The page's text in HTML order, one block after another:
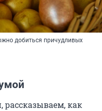
добиться причудливых
рассказываем, как